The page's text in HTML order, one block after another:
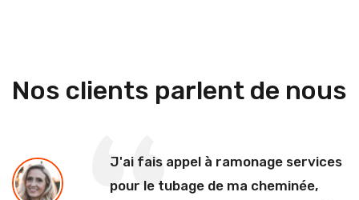
Nos clients parlent de nous
J'ai fais appel à ramonage services
pour le tubage de ma cheminée,